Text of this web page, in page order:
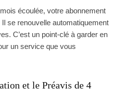
écoulée, votre abonnement
se renouvelle automatiquement
C’est un point-clé à garder en
un service que vous
et le Préavis de 4